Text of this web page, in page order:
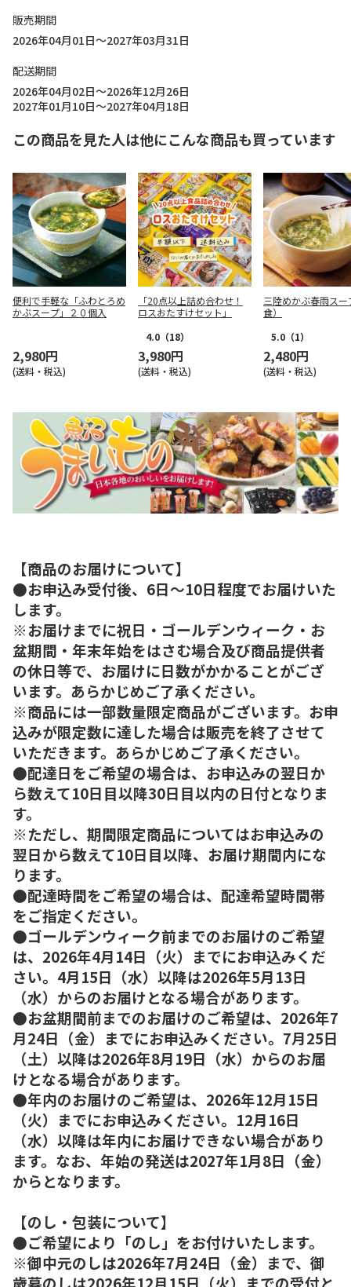
販売期間
2026年04月01日～2027年03月31日
配送期間
2026年04月02日～2026年12月26日
2027年01月10日～2027年04月18日
この商品を見た人は他にこんな商品も買っています
便利で手軽な「ふわとろめ
かぶスープ」２０個入
2,980円
(送料・税込)
「20点以上詰め合わせ！
ロスおたすけセット」
4.0 （18）
3,980円
(送料・税込)
三陸めかぶ春雨スー
食）
5.0 （1）
2,480円
(送料・税込)
【商品のお届けについて】
●お申込み受付後、6日～10日程度でお届けいた
します。
※お届けまでに祝日・ゴールデンウィーク・お
盆期間・年末年始をはさむ場合及び商品提供者
の休日等で、お届けに日数がかかることがござ
います。あらかじめご了承ください。
※商品には一部数量限定商品がございます。お申
込みが限定数に達した場合は販売を終了させて
いただきます。あらかじめご了承ください。
●配達日をご希望の場合は、お申込みの翌日か
ら数えて10日目以降30日目以内の日付となりま
す。
※ただし、期間限定商品についてはお申込みの
翌日から数えて10日目以降、お届け期間内にな
ります。
●配達時間をご希望の場合は、配達希望時間帯
をご指定ください。
●ゴールデンウィーク前までのお届けのご希望
は、2026年4月14日（火）までにお申込みくだ
さい。4月15日（水）以降は2026年5月13日
（水）からのお届けとなる場合があります。
●お盆期間前までのお届けのご希望は、2026年7
月24日（金）までにお申込みください。7月25日
（土）以降は2026年8月19日（水）からのお届
けとなる場合があります。
●年内のお届けのご希望は、2026年12月15日
（火）までにお申込みください。12月16日
（水）以降は年内にお届けできない場合があり
ます。なお、年始の発送は2027年1月8日（金）
からとなります。
【のし・包装について】
●ご希望により「のし」をお付けいたします。
※御中元のしは2026年7月24日（金）まで、御
歳暮のしは2026年12月15日（火）までの受付と